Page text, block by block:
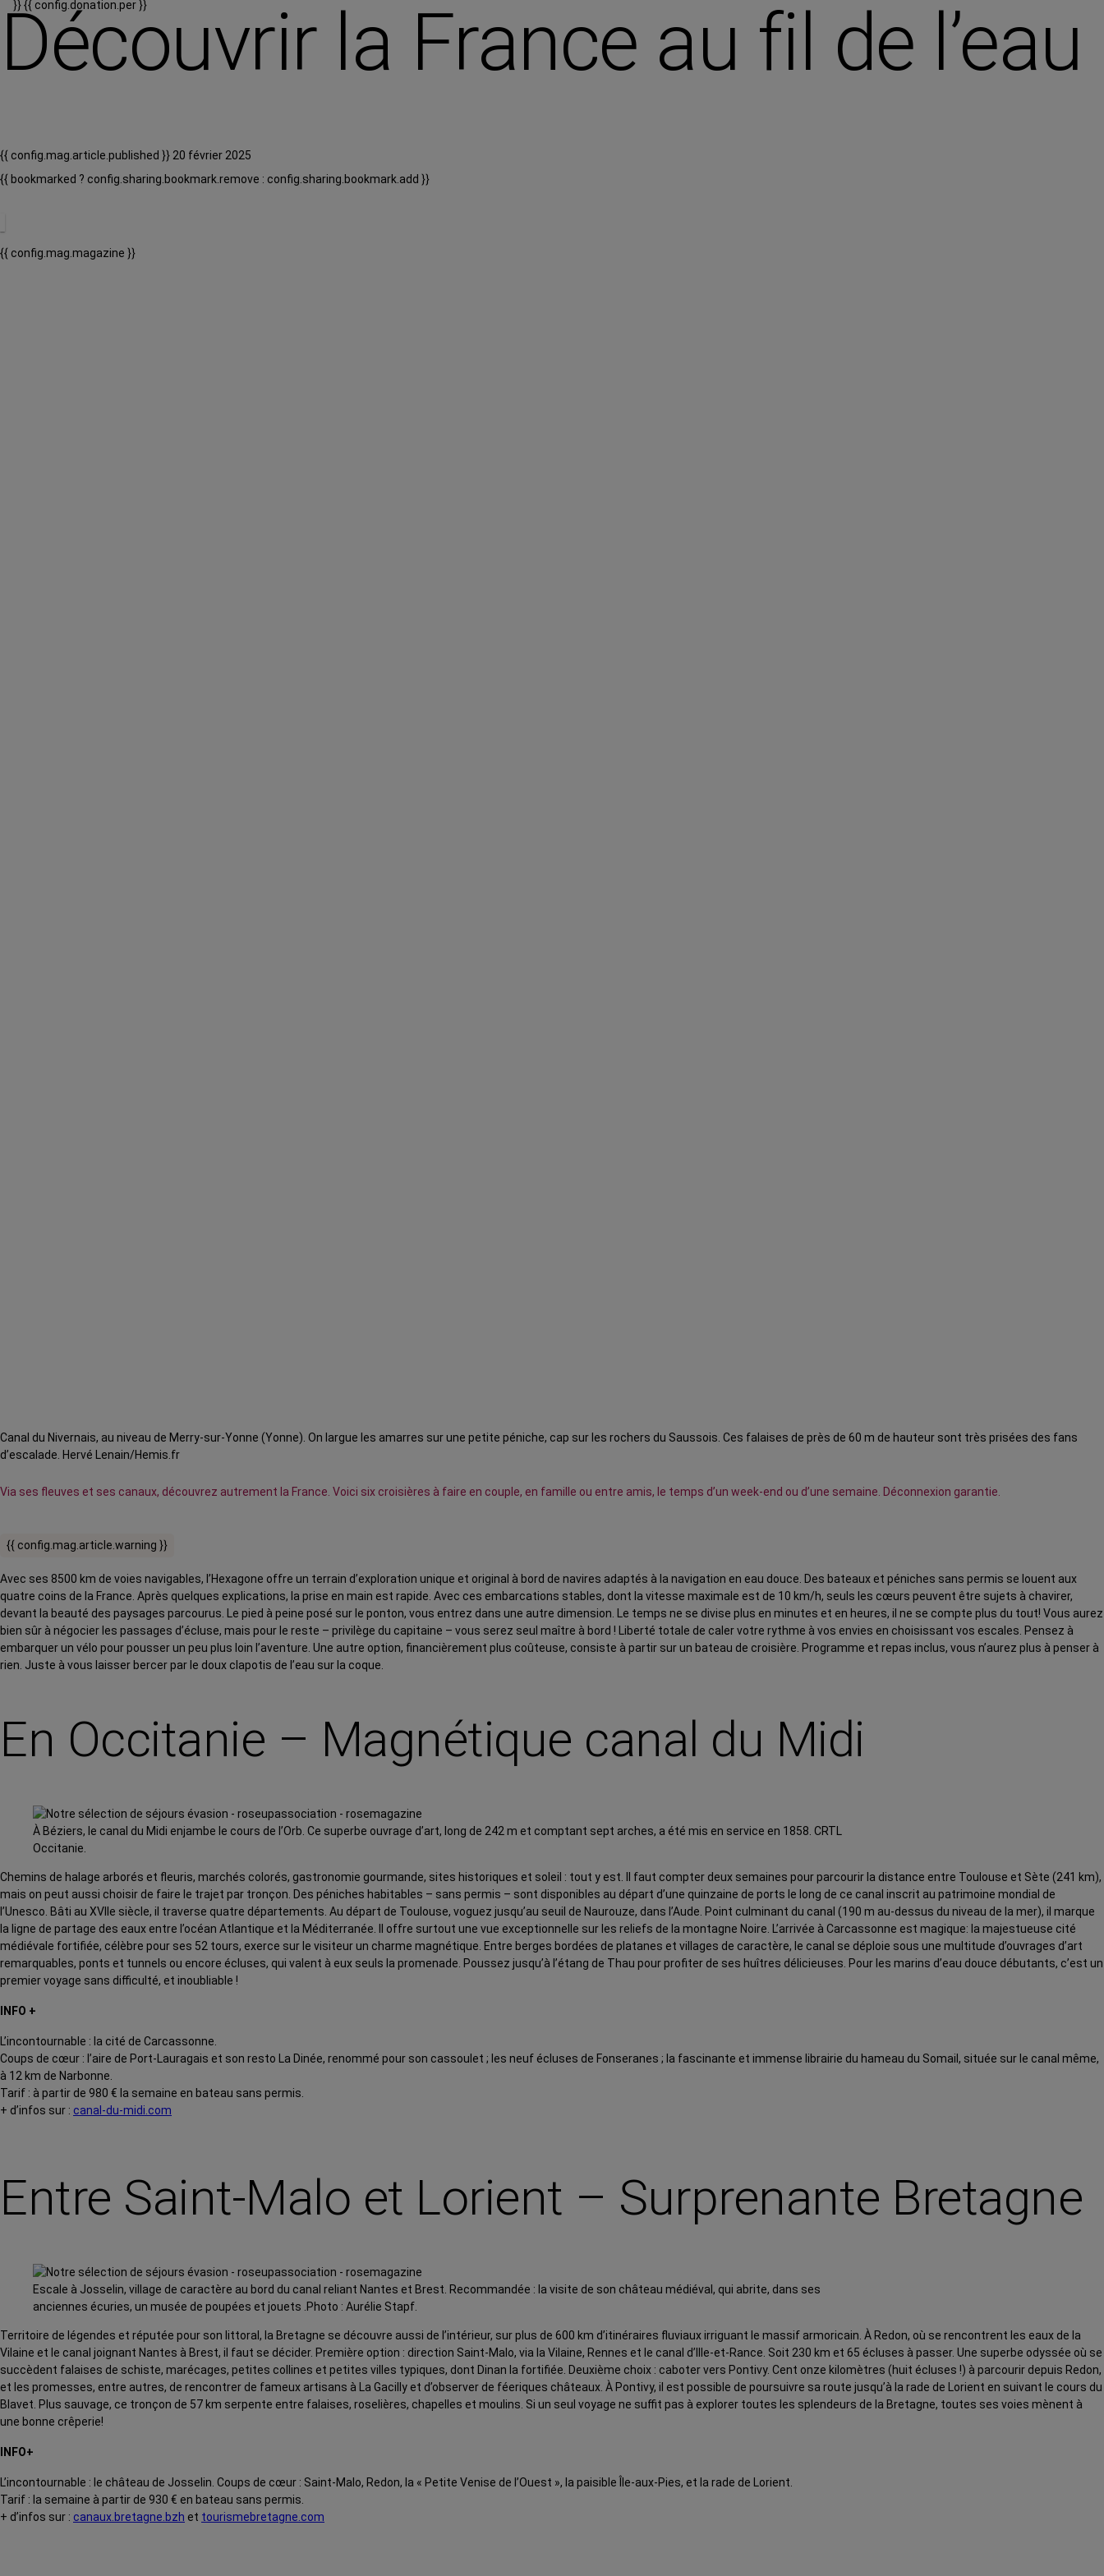
}}{{ config.donation.per }}
Découvrir la France au fil de l’eau
{{ config.mag.article.published }} 20 février 2025
{{ bookmarked ? config.sharing.bookmark.remove : config.sharing.bookmark.add }}
{{ config.mag.magazine }}
Canal du Nivernais, au niveau de Merry-sur-Yonne (Yonne). On largue les amarres sur une petite péniche, cap sur les rochers du Saussois. Ces falaises de près de 60 m de hauteur sont très prisées des fans
d’escalade. Hervé Lenain/Hemis.fr
Via ses fleuves et ses canaux, découvrez autrement la France. Voici six croisières à faire en couple, en famille ou entre amis, le temps d’un week-end ou d’une semaine. Déconnexion garantie.
{{ config.mag.article.warning }}
Avec ses 8500 km de voies navigables, l’Hexagone offre un terrain d’exploration unique et original à bord de navires adaptés à la navigation en eau douce. Des bateaux et péniches sans permis se louent aux
quatre coins de la France. Après quelques explications, la prise en main est rapide. Avec ces embarcations stables, dont la vitesse maximale est de 10 km/h, seuls les cœurs peuvent être sujets à chavirer,
devant la beauté des paysages parcourus. Le pied à peine posé sur le ponton, vous entrez dans une autre dimension. Le temps ne se divise plus en minutes et en heures, il ne se compte plus du tout! Vous aurez
bien sûr à négocier les passages d’écluse, mais pour le reste – privilège du capitaine – vous serez seul maître à bord ! Liberté totale de caler votre rythme à vos envies en choisissant vos escales. Pensez à
embarquer un vélo pour pousser un peu plus loin l’aventure. Une autre option, financièrement plus coûteuse, consiste à partir sur un bateau de croisière. Programme et repas inclus, vous n’aurez plus à penser à
rien. Juste à vous laisser bercer par le doux clapotis de l’eau sur la coque.
En Occitanie – Magnétique canal du Midi
À Béziers, le canal du Midi enjambe le cours de l’Orb. Ce superbe ouvrage d’art, long de 242 m et comptant sept arches, a été mis en service en 1858. CRTL
Occitanie.
Chemins de halage arborés et fleuris, marchés colorés, gastronomie gourmande, sites historiques et soleil : tout y est. Il faut compter deux semaines pour parcourir la distance entre Toulouse et Sète (241 km),
mais on peut aussi choisir de faire le trajet par tronçon. Des péniches habitables – sans permis – sont disponibles au départ d’une quinzaine de ports le long de ce canal inscrit au patrimoine mondial de
l’Unesco. Bâti au XVIIe siècle, il traverse quatre départements. Au départ de Toulouse, voguez jusqu’au seuil de Naurouze, dans l’Aude. Point culminant du canal (190 m au-dessus du niveau de la mer), il marque
la ligne de partage des eaux entre l’océan Atlantique et la Méditerranée. Il offre surtout une vue exceptionnelle sur les reliefs de la montagne Noire. L’arrivée à Carcassonne est magique: la majestueuse cité
médiévale fortifiée, célèbre pour ses 52 tours, exerce sur le visiteur un charme magnétique. Entre berges bordées de platanes et villages de caractère, le canal se déploie sous une multitude d’ouvrages d’art
remarquables, ponts et tunnels ou encore écluses, qui valent à eux seuls la promenade. Poussez jusqu’à l’étang de Thau pour profiter de ses huîtres délicieuses. Pour les marins d’eau douce débutants, c’est un
premier voyage sans difficulté, et inoubliable !
INFO +
L’incontournable : la cité de Carcassonne.
Coups de cœur : l’aire de Port-Lauragais et son resto La Dinée, renommé pour son cassoulet ; les neuf écluses de Fonseranes ; la fascinante et immense librairie du hameau du Somail, située sur le canal même,
à 12 km de Narbonne.
Tarif : à partir de 980 € la semaine en bateau sans permis.
+ d’infos sur : canal-du-midi.com
Entre Saint-Malo et Lorient – Surprenante Bretagne
Escale à Josselin, village de caractère au bord du canal reliant Nantes et Brest. Recommandée : la visite de son château médiéval, qui abrite, dans ses
anciennes écuries, un musée de poupées et jouets .Photo : Aurélie Stapf.
Territoire de légendes et réputée pour son littoral, la Bretagne se découvre aussi de l’intérieur, sur plus de 600 km d’itinéraires fluviaux irriguant le massif armoricain. À Redon, où se rencontrent les eaux de la
Vilaine et le canal joignant Nantes à Brest, il faut se décider. Première option : direction Saint-Malo, via la Vilaine, Rennes et le canal d’Ille-et-Rance. Soit 230 km et 65 écluses à passer. Une superbe odyssée où se
succèdent falaises de schiste, marécages, petites collines et petites villes typiques, dont Dinan la fortifiée. Deuxième choix : caboter vers Pontivy. Cent onze kilomètres (huit écluses !) à parcourir depuis Redon,
et les promesses, entre autres, de rencontrer de fameux artisans à La Gacilly et d’observer de féeriques châteaux. À Pontivy, il est possible de poursuivre sa route jusqu’à la rade de Lorient en suivant le cours du
Blavet. Plus sauvage, ce tronçon de 57 km serpente entre falaises, roselières, chapelles et moulins. Si un seul voyage ne suffit pas à explorer toutes les splendeurs de la Bretagne, toutes ses voies mènent à
une bonne crêperie!
INFO+
L’incontournable : le château de Josselin. Coups de cœur : Saint-Malo, Redon, la « Petite Venise de l’Ouest », la paisible Île-aux-Pies, et la rade de Lorient.
Tarif : la semaine à partir de 930 € en bateau sans permis.
+ d’infos sur : canaux.bretagne.bzh et tourismebretagne.com